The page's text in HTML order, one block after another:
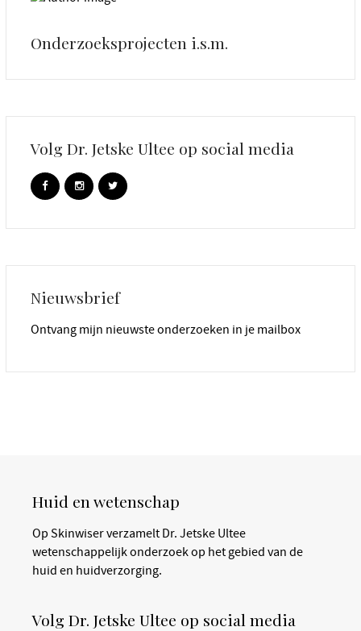
Onderzoeksprojecten i.s.m.
Volg Dr. Jetske Ultee op social media
Nieuwsbrief
Ontvang mijn nieuwste onderzoeken in je mailbox
Huid en wetenschap
Op Skinwiser verzamelt Dr. Jetske Ultee
wetenschappelijk onderzoek op het gebied van de
huid en huidverzorging.
Volg Dr. Jetske Ultee op social media